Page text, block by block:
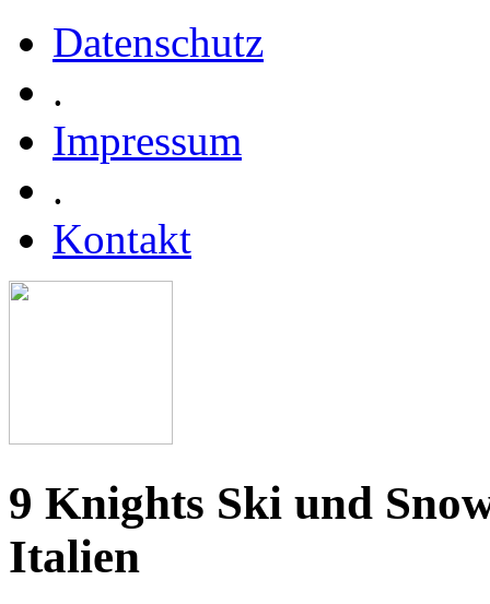
Datenschutz
.
Impressum
.
Kontakt
9 Knights Ski und
Italien